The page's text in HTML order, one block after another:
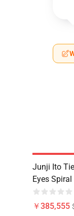
Junji Ito
Eyes
￥385,555